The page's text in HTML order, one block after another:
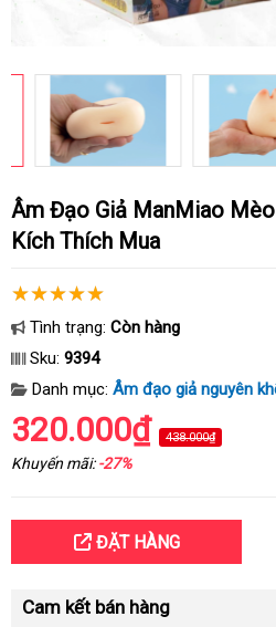
Âm Đạo Giả ManMiao Mèo Đáng Yêu Mềm Mại
Kích Thích Mua
Tình trạng: Còn hàng
Sku: 9394
Danh mục: Âm đạo giả nguyên
320.000₫ 438.000₫
Khuyến mãi:-27%
ĐẶT HÀNG
Cam kết bán hàng